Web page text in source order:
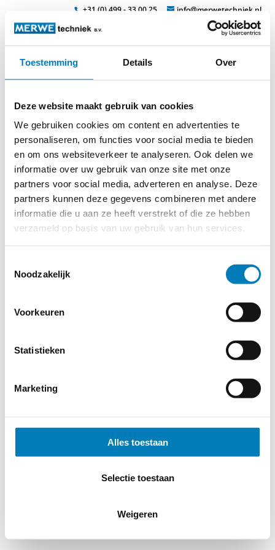
Toestemming Details Over
Deze website maakt gebruik van cookies
We gebruiken cookies om content en advertenties te
personaliseren, om functies voor social media te bieden
en om ons websiteverkeer te analyseren. Ook delen we
informatie over uw gebruik van onze site met onze
partners voor social media, adverteren en analyse. Deze
partners kunnen deze gegevens combineren met andere
informatie die u aan ze heeft verstrekt of die ze hebben
verzameld op basis van uw gebruik van hun services.
Noodzakelijk
Voorkeuren
Statistieken
Marketing
Alles toestaan
Selectie toestaan
Weigeren
+31 (0) 499 - 33 00 25 info@merwetechniek.nl
Veelzijdig in elektrotechnische producten
sticke19
MERWEtechniek B.V.
Cookieverklaring-Verdere contact gegevens